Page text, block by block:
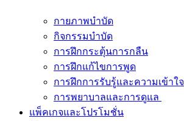
กายภาพบำบัด
กิจกรรมบำบัด
การฝึกกระตุ้นการกลืน
การฝึกแก้ไขการพูด
การฝึกการรับรู้และความเข้าใจ
การพยาบาลและการดูแล
แพ็คเกจและโปรโมชั่น